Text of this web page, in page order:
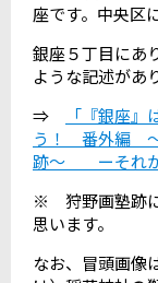
座です。中央区
銀座５丁目にあ
ような記述があ
⇒
「『銀座
う！ 番外編 ～
跡～ ーそれか
※ 狩野画塾跡に
思います。
なお、冒頭画像